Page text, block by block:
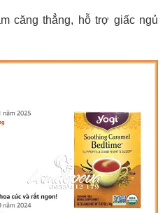
căng thẳng, hỗ trợ giấc ngủ